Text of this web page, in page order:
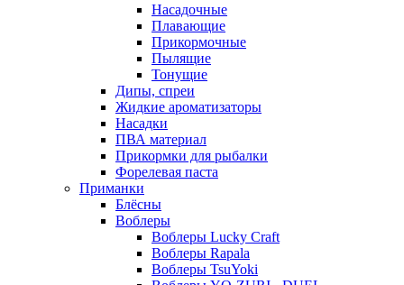
Насадочные
Плавающие
Прикормочные
Пылящие
Тонущие
Дипы, спреи
Жидкие ароматизаторы
Насадки
ПВА материал
Прикормки для рыбалки
Форелевая паста
Приманки
Блёсны
Воблеры
Воблеры Lucky Craft
Воблеры Rapala
Воблеры TsuYoki